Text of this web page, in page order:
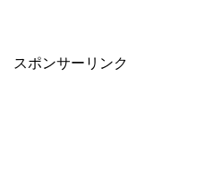
スポンサーリンク